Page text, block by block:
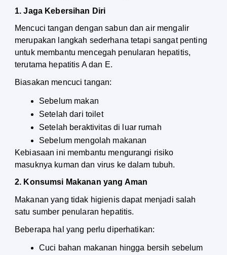
1. Jaga Kebersihan Diri
Mencuci tangan dengan sabun dan air mengalir
merupakan langkah sederhana tetapi sangat penting
untuk membantu mencegah penularan hepatitis,
terutama hepatitis A dan E.
Biasakan mencuci tangan:
Sebelum makan
Setelah dari toilet
Setelah beraktivitas di luar rumah
Sebelum mengolah makanan
Kebiasaan ini membantu mengurangi risiko
masuknya kuman dan virus ke dalam tubuh.
2. Konsumsi Makanan yang Aman
Makanan yang tidak higienis dapat menjadi salah
satu sumber penularan hepatitis.
Beberapa hal yang perlu diperhatikan:
Cuci bahan makanan hingga bersih sebelum